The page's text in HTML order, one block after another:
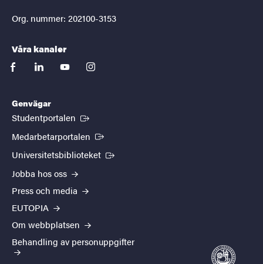
Org. nummer: 202100-3153
Våra kanaler
facebooklinkedinyoutubeinstagram
Genvägar
Studentportalen (Extern länk)
Medarbetarportalen (Extern länk)
Universitetsbiblioteket (Extern länk)
Jobba hos oss
Press och media
EUTOPIA
Om webbplatsen
Behandling av personuppgifter